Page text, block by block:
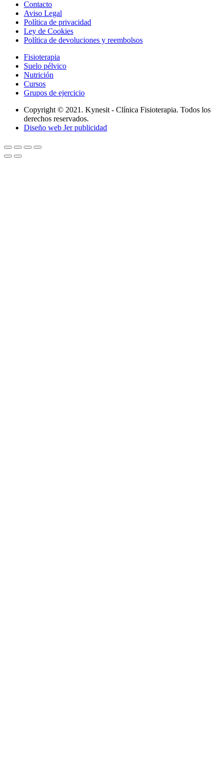
Contacto
Aviso Legal
Política de privacidad
Ley de Cookies
Política de devoluciones y reembolsos
Fisioterapia
Suelo pélvico
Nutrición
Cursos
Grupos de ejercicio
Copyright © 2021. Kynesit - Clínica Fisioterapia. Todos los
derechos reservados.
Diseño web Jer publicidad